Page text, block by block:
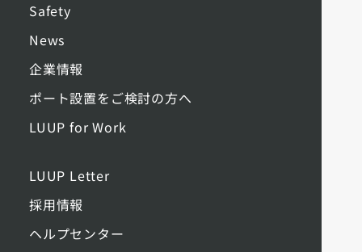
Safety
News
企業情報
ポート設置をご検討の方へ
LUUP for Work
LUUP Letter
採用情報
ヘルプセンター